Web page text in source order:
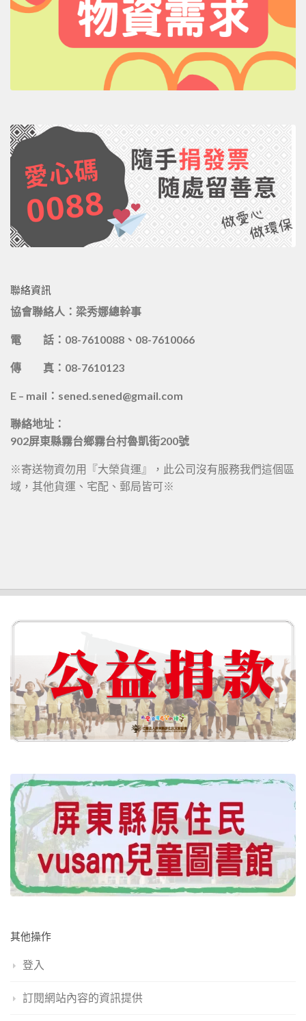
聯絡資訊
協會聯絡人：梁秀娜總幹事
電 話：08-7610088、08-7610066
傳 真：08-7610123
E – mail：sened.sened@gmail.com
聯絡地址：
902屏東縣霧台鄉霧台村魯凱街200號
※寄送物資勿用『大榮貨運』，此公司沒有服務我們這個區
域，其他貨運、宅配、郵局皆可※
其他操作
登入
訂閱網站內容的資訊提供